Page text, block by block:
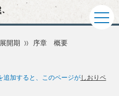
開期 序章 概要
追加すると、このページがしおりペ